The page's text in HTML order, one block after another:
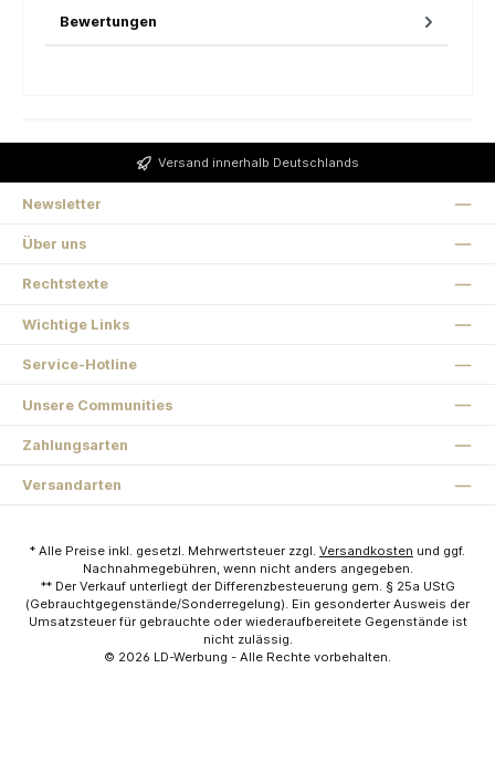
Bewertungen
Versand innerhalb Deutschlands
Newsletter
Über uns
Rechtstexte
Wichtige Links
Service-Hotline
Unsere Communities
Zahlungsarten
Versandarten
* Alle Preise inkl. gesetzl. Mehrwertsteuer zzgl. Versandkosten und ggf.
Nachnahmegebühren, wenn nicht anders angegeben.
** Der Verkauf unterliegt der Differenzbesteuerung gem. § 25a UStG
(Gebrauchtgegenstände/Sonderregelung). Ein gesonderter Ausweis der
Umsatzsteuer für gebrauchte oder wiederaufbereitete Gegenstände ist
nicht zulässig.
© 2026 LD-Werbung - Alle Rechte vorbehalten.